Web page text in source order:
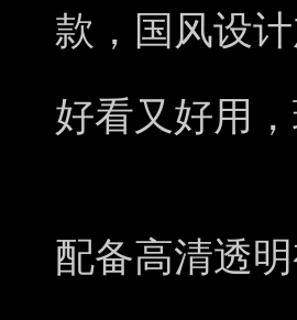
款，国风设
好看又好用
配备高清透